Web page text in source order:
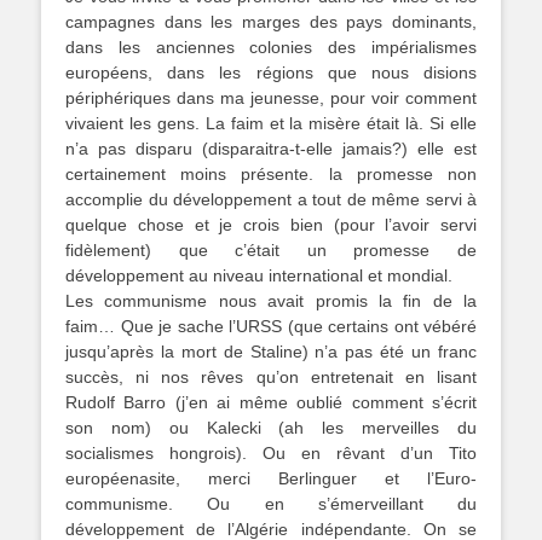
campagnes dans les marges des pays dominants,
dans les anciennes colonies des impérialismes
européens, dans les régions que nous disions
périphériques dans ma jeunesse, pour voir comment
vivaient les gens. La faim et la misère était là. Si elle
n’a pas disparu (disparaitra-t-elle jamais?) elle est
certainement moins présente. la promesse non
accomplie du développement a tout de même servi à
quelque chose et je crois bien (pour l’avoir servi
fidèlement) que c’était un promesse de
développement au niveau international et mondial.
Les communisme nous avait promis la fin de la
faim… Que je sache l’URSS (que certains ont vébéré
jusqu’après la mort de Staline) n’a pas été un franc
succès, ni nos rêves qu’on entretenait en lisant
Rudolf Barro (j’en ai même oublié comment s’écrit
son nom) ou Kalecki (ah les merveilles du
socialismes hongrois). Ou en rêvant d’un Tito
européenasite, merci Berlinguer et l’Euro-
communisme. Ou en s’émerveillant du
développement de l’Algérie indépendante. On se